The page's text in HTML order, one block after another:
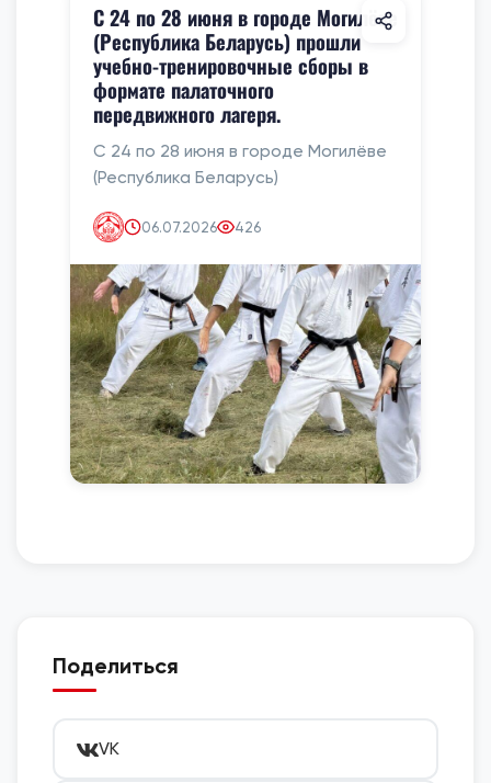
С 24 по 28 июня в городе Могилёве
(Республика Беларусь) прошли
учебно-тренировочные сборы в
формате палаточного
передвижного лагеря.
С 24 по 28 июня в городе Могилёве
(Республика Беларусь)
06.07.2026 426
Поделиться
VK